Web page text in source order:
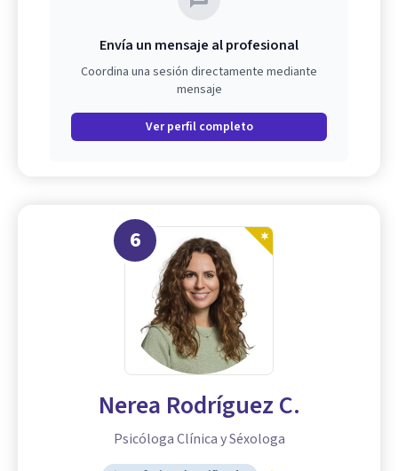
Envía un mensaje al profesional
Coordina una sesión directamente mediante
mensaje
Ver perfil completo
6
Nerea Rodríguez C.
Psicóloga Clínica y Séxologa